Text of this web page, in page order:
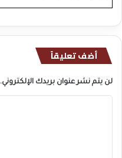
أضف تعليقاً
لن يتم نشر عنوان بريدك الإلكتروني.